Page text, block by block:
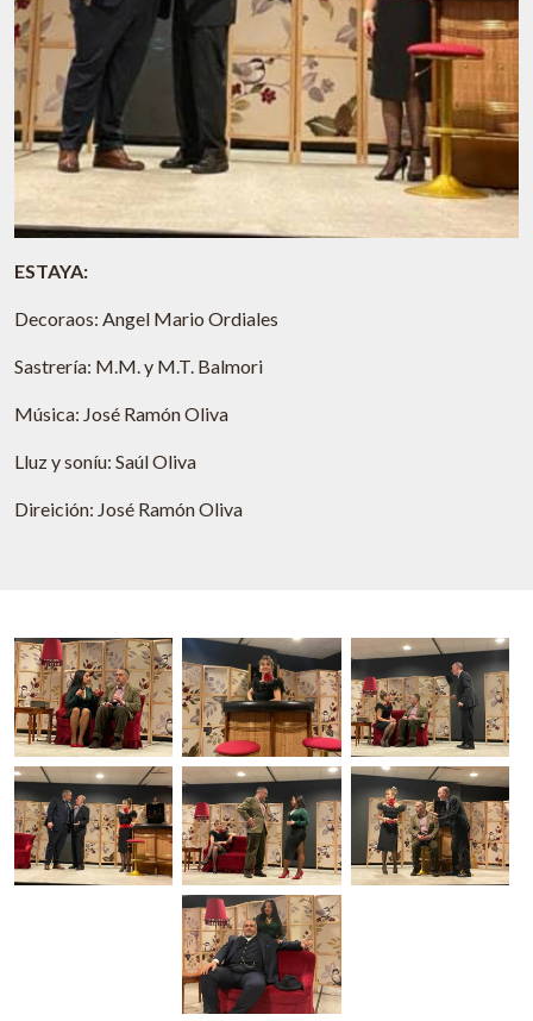
ESTAYA:
Decoraos: Angel Mario Ordiales
Sastrería: M.M. y M.T. Balmori
Música: José Ramón Oliva
Lluz y soníu: Saúl Oliva
Direición: José Ramón Oliva